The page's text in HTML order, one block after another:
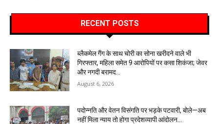
RECENT POSTS
ब्लैकमेल गैंग के साथ चोरी का सोना खरीदने वाले भी
गिरफ्तार, महिला समेत 9 आरोपियों पर कसा शिकंजा; जेवर
और नगदी बरामद…
August 6, 2026
पदोन्नति और वेतन विसंगति पर भड़के पटवारी, बोले—अब
नहीं मिला न्याय तो होगा प्रदेशव्यापी आंदोलन…